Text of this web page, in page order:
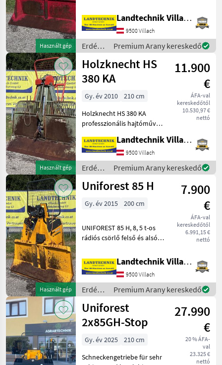
Használt gép
görgővel, műanyag kábel
párhuzamos kampóval,
kábelcsúszóval,
vonóhoroggal,
lemezszélesség:
Landtechnik Villach GmbH
9500 Villach
Erdészeti
és
faipari
gépek /
Tajfun
Premium Arany kereskedő
Használt gép
Holzknecht HS
380 KA
11.900
€
ÁFA-val
kereskedőtől
10.530,97 €
nettó
Gy. év 2010
210 cm
Holzknecht HS 380 KA
professzionális hajtóműves
hidraulikus. 210 cm-es
összecsukható lapát, a
kötélbevezető görgő
hidraulikus kötéltorony seg
Landtechnik Villach GmbH
9500 Villach
Erdészeti
és
faipari
Holzknecht
Premium Arany kereskedő
Használt gép
Uniforest 85 H
7.900
€
ÁFA-val
kereskedőtől
6.991,15 €
nettó
Gy. év 2015 200 cm
UNIFOREST 85 H, 8, 5 t-os
rádiós csörlő felső és alsó
kötélkiadóval, párhuzamos
kampós kötéllel,
kötélcsúszóval, 2
láncfűrész-tartóval, Sapin-
Landtechnik Villach GmbH
9500 Villach
Erdészeti
és
faipari
gépek /
Uniforest
Premium Arany kereskedő
Uniforest
2x85GH-Stop
27.990
€
20 % ÁFA-
val
23.325 €
nettó
Gy. év 2025
210 cm
Schneckengetriebe für sehr